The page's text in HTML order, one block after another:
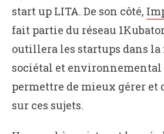
start up LITA. De son côté,
fait partie du réseau
outillera les startups dans la
sociétal et environnemental
permettre de mieux gérer
sur ces sujets.